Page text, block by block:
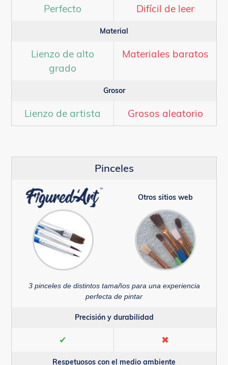
Perfecto Difícil de leer
Material
Lienzo de alto
grado
Materiales baratos
Grosor
Lienzo de artista Grosos aleatorio
Pinceles
Otros sitios web
3 pinceles de distintos tamaños para una experiencia
perfecta de pintar
Precisión y durabilidad
✔ ✖
Respetuosos con el medio ambiente